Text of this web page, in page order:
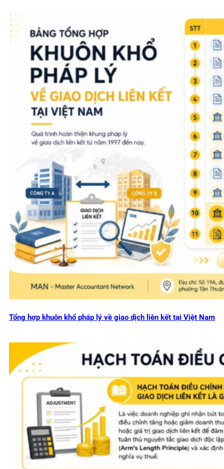
Tổng hợp khuôn khổ pháp lý về giao dịch liên kết tại Việt Nam